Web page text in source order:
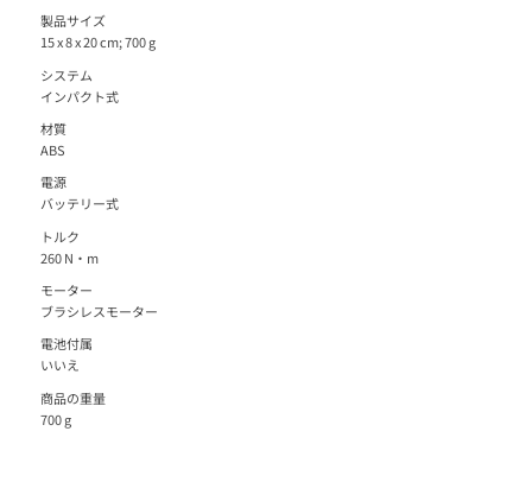
製品サイズ
15 x 8 x 20 cm; 700 g
システム
インパクト式
材質
ABS
電源
バッテリー式
トルク
260 N・m
モーター
ブラシレスモーター
電池付属
いいえ
商品の重量
700 g